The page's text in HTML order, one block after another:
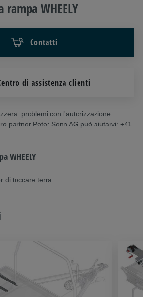
WHEELY
Contatti
di assistenza clienti
problemi con l'autorizzazione
partner Peter Senn AG può aiutarvi: +41
WHEELY
di toccare terra.